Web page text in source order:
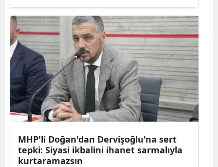
MHP'li Doğan'dan Dervişoğlu'na sert
tepki: Siyasi ikbalini ihanet sarmalıyla
kurtaramazsın